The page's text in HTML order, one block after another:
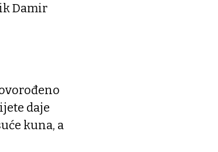
Damir
daje
kuna, a